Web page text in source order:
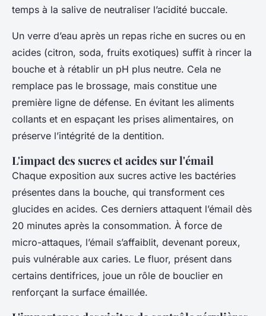
temps à la salive de neutraliser l’acidité buccale.
Un verre d’eau après un repas riche en sucres ou en
acides (citron, soda, fruits exotiques) suffit à rincer la
bouche et à rétablir un pH plus neutre. Cela ne
remplace pas le brossage, mais constitue une
première ligne de défense. En évitant les aliments
collants et en espaçant les prises alimentaires, on
préserve l’intégrité de la dentition.
L'impact des sucres et acides sur l'émail
Chaque exposition aux sucres active les bactéries
présentes dans la bouche, qui transforment ces
glucides en acides. Ces derniers attaquent l’émail dès
20 minutes après la consommation. À force de
micro-attaques, l’émail s’affaiblit, devenant poreux,
puis vulnérable aux caries. Le fluor, présent dans
certains dentifrices, joue un rôle de bouclier en
renforçant la surface émaillée.